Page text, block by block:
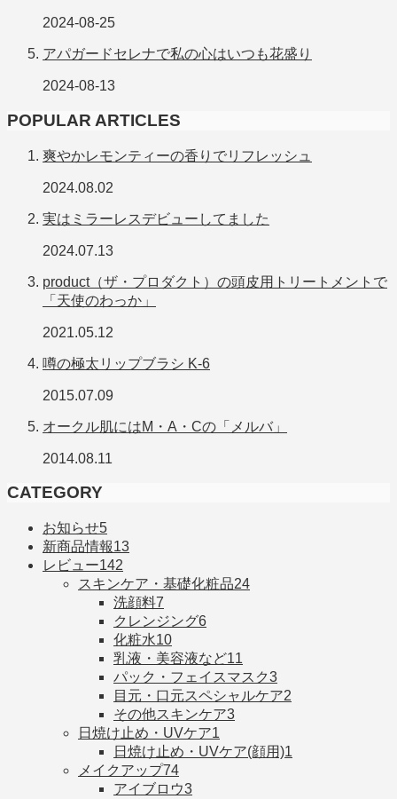
2024-08-25
アパガードセレナで私の心はいつも花盛り
2024-08-13
POPULAR ARTICLES
爽やかレモンティーの香りでリフレッシュ
2024.08.02
実はミラーレスデビューしてました
2024.07.13
product（ザ・プロダクト）の頭皮用トリートメントで
「天使のわっか」
2021.05.12
噂の極太リップブラシ K-6
2015.07.09
オークル肌にはM・A・Cの「メルバ」
2014.08.11
CATEGORY
お知らせ5
新商品情報13
レビュー142
スキンケア・基礎化粧品24
洗顔料7
クレンジング6
化粧水10
乳液・美容液など11
パック・フェイスマスク3
目元・口元スペシャルケア2
その他スキンケア3
日焼け止め・UVケア1
日焼け止め・UVケア(顔用)1
メイクアップ74
アイブロウ3